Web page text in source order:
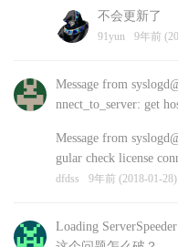
不会更新了
91yun 9年前
Message from
nnect_to_server: get
Message from
gular check license
dfdss 9年前 (2018-01-28)
Loading